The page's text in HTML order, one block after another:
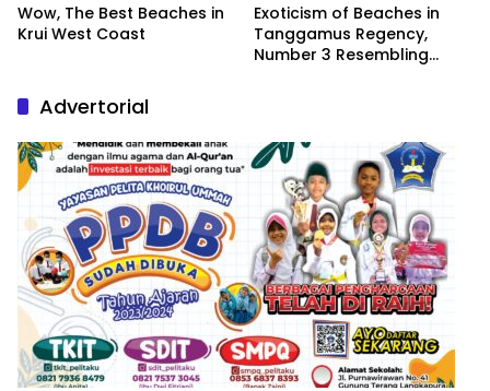
Wow, The Best Beaches in
Krui West Coast
Exoticism of Beaches in
Tanggamus Regency,
Number 3 Resembling
Advertorial